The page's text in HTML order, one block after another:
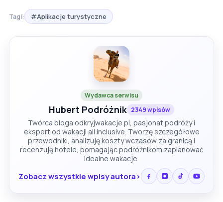
Tagi: #Aplikacje turystyczne
Wydawca serwisu
Hubert Podróżnik 2349 wpisów
Twórca bloga odkryjwakacje.pl, pasjonat podróży i
ekspert od wakacji all inclusive. Tworzę szczegółowe
przewodniki, analizuję koszty wczasów za granicą i
recenzuję hotele, pomagając podróżnikom zaplanować
idealne wakacje.
Zobacz wszystkie wpisy autora